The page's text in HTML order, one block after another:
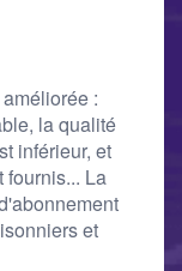
:
la qualité
inférieur, et
fournis... La
et